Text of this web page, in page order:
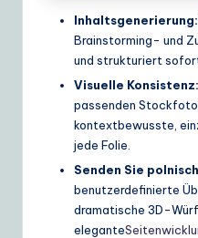
Inhaltsgenerierung:
Brainstorming- und
und strukturiert
Visuelle Konsistenz:
passenden
kontextbewusste,
jede Folie.
Senden Sie
benutzerdefinierte
dramatische 3D-
elegante